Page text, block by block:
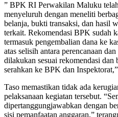
” BPK RI Perwakilan Maluku
menyeluruh dengan meneliti
belanja, bukti transaksi, dan hasil
terkait. Rekomendasi BPK sudah
termasuk pengembalian dana ke
atas selisih antara perencanaan
dilakukan sesuai rekomendasi
serahkan ke BPK dan
Taso memastikan tidak ada
pelaksanaan kegiatan tersebut.
dipertanggungjawabkan dengan
sisi pemanfaatan anggaran,”